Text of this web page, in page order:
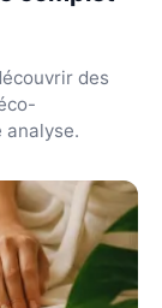
des